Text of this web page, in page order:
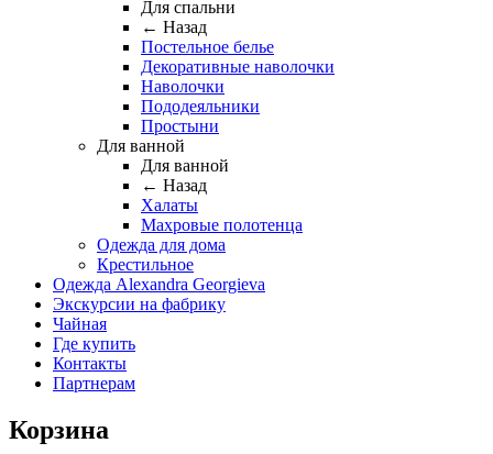
Для спальни
← Назад
Постельное белье
Декоративные наволочки
Наволочки
Пододеяльники
Простыни
Для ванной
Для ванной
← Назад
Халаты
Махровые полотенца
Одежда для дома
Крестильное
Одежда Alexandra Georgieva
Экскурсии на фабрику
Чайная
Где купить
Контакты
Партнерам
Корзина